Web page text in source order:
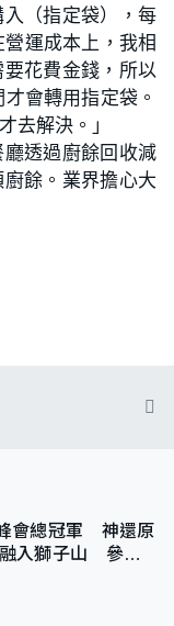
（指定袋），每
運成本上，我相
花費金錢，所以
會轉用指定袋。
去解決。」
透過廚餘回收減
餘。業界擔心大
會總冠軍 神還原
融入獅子山 參賽